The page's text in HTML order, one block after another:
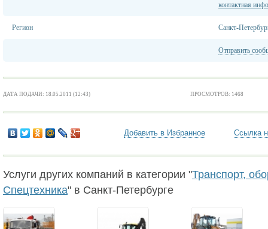
контактная
Регион Санкт-
Отправить
ДАТА ПОДАЧИ: 18.05.2011 (12:43) ПРОСМОТРОВ: 1468
Добавить в Избранное Ссылка
Услуги других компаний в категории "Транспорт,
Спецтехника" в Санкт-Петербурге